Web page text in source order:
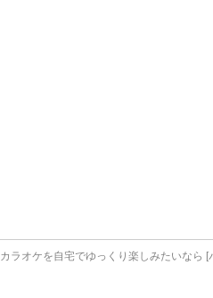
カラオケを自宅でゆっくり楽しみたいなら [